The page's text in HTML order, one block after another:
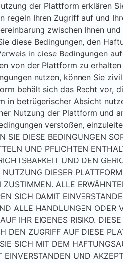
der Plattform erklären
regeln Ihren Zugriff auf und
zwischen Ihnen und
diese Bedingungen, den
in diese Bedingungen
von der Plattform zu
nutzen, können Sie
behält sich das Recht vor,
in betrügerischer Absicht
Nutzung der Plattform und
verstoßen,
SIE DIESE BEDINGUNGEN
UND PFLICHTEN
UND DEN
NUTZUNG DIESER
ZUSTIMMEN. ALLE
SICH DAMIT
ALLE HANDLUNGEN ODER
IHR EIGENES RISIKO.
DEN ZUGRIFF AUF DIESE
SICH MIT DEM
EINVERSTANDEN UND